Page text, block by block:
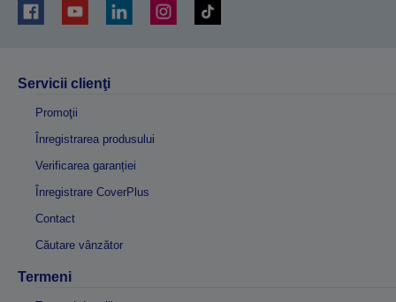
Servicii clienţi
Promoţii
Înregistrarea produsului
Verificarea garanției
Înregistrare CoverPlus
Contact
Căutare vânzător
Termeni